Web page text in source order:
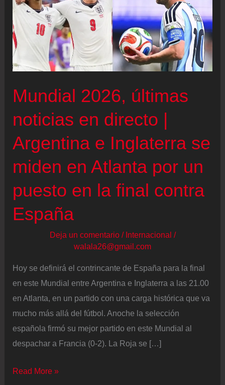
Mundial 2026, últimas
noticias en directo |
Argentina e Inglaterra se
miden en Atlanta por un
puesto en la final contra
España
Deja un comentario / Internacional /
walala26@gmail.com
Hoy se definirá el contrincante de España para la final
en este Mundial entre Argentina e Inglaterra a las 21.00
en Atlanta, en un partido con una carga histórica que va
mucho más allá del fútbol. Anoche la selección
española firmó su mejor partido en este Mundial al
despachar a Francia (0-2). La Roja se […]
Mundial
Read More »